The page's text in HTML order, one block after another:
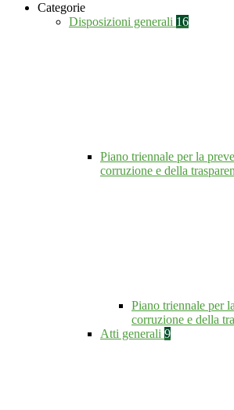
Categorie
Disposizioni generali 16
Piano triennale per la
corruzione e della
Piano triennale per
corruzione e della
Atti generali 9